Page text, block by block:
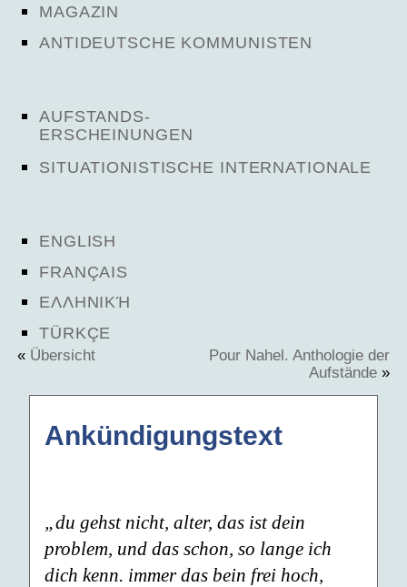
MAGAZIN
ANTIDEUTSCHE KOMMUNISTEN
AUFSTANDS-
ERSCHEINUNGEN
SITUATIONISTISCHE INTERNATIONALE
ENGLISH
FRANÇAIS
ΕΛΛΗΝΙΚΉ
TÜRKÇE
« Übersicht
Pour Nahel. Anthologie der
Aufstände »
Ankündigungstext
„du gehst nicht, alter, das ist dein
problem, und das schon, so lange ich
dich kenn. immer das bein frei hoch,